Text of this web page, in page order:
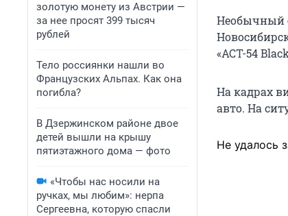
золотую монету из Австрии —
за нее просят 399 тысяч
рублей
Тело россиянки нашли во
Французских Альпах. Как она
погибла?
В Дзержинском районе двое
детей вышли на крышу
пятиэтажного дома — фото
«Чтобы нас носили на
ручках, мы любим»: нерпа
Сергеевна, которую спасли
Необычный
«АСТ-54
На кадрах
авто. На
Не удалось